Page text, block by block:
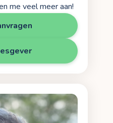
me veel meer aan!